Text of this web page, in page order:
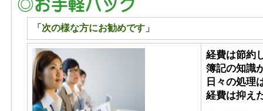
「次の様な方にお勧めです」
経費は節約
簿記の知識
日々の処理
経費は抑え